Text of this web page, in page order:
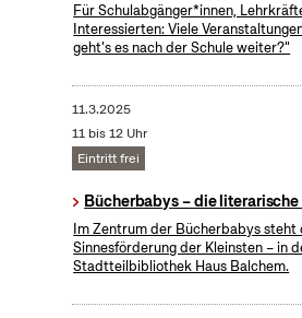
Für Schulabgänger*innen,
Interessierten: Viele
geht's es nach der Schule weiter?"
11.3.2025
11 bis 12 Uhr
Eintritt frei
Bücherbabys – die
Im Zentrum der Bücherbabys steht
Sinnesförderung der Kleinsten – in
Stadtteilbibliothek Haus Balchem.